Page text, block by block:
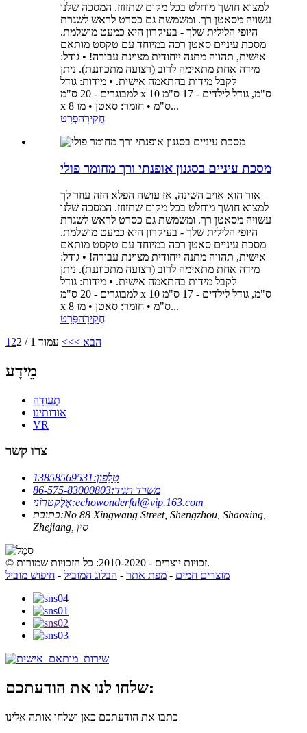
למצוא חושך מוחלט בכל מקום שתזזזז. המסכה שלנו
עשויה מסאטן רך. ומשמשת גם כסרט לראש לשגרת
היופי הלילית שלך - בעיקרון היא כמעט מושלמת.
מסכת עיניים סאטן רכה במיוחד עם טקסט מותאם
אישית, תהווה מתנה ייחודית מצוינת עבורה! • גודל:
מידה אחת מתאימה לרוב (רצועה מתכווננת). ניתן
לקבל מידות בהתאמה אישית. • מידות: גודל
למבוגרים - 20 ס"מ x 10 ס"מ, גודל לילדים - 17 ס"מ
x 8 ס"מ • חומר: סאטן • מו...
חֲקִירָהפְּרָט
מסכת עיניים בסגנון אופנתי ורך מחומר פולי
אור הוא אויב השינה, אז עושה הפלא הזה עוזר לך
למצוא חושך מוחלט בכל מקום שתזזזז. המסכה שלנו
עשויה מסאטן רך. ומשמשת גם כסרט לראש לשגרת
היופי הלילית שלך - בעיקרון היא כמעט מושלמת.
מסכת עיניים סאטן רכה במיוחד עם טקסט מותאם
אישית, תהווה מתנה ייחודית מצוינת עבורה! • גודל:
מידה אחת מתאימה לרוב (רצועה מתכווננת). ניתן
לקבל מידות בהתאמה אישית. • מידות: גודל
למבוגרים - 20 ס"מ x 10 ס"מ, גודל לילדים - 17 ס"מ
x 8 ס"מ • חומר: סאטן • מו...
חֲקִירָהפְּרָט
1 2 הבא >>> עמוד 1 / 2
מֵידָע
תְעוּדָה
אודותינו
VR
צרו קשר
טֵלֵפוֹן:13858569531
משרד תגיד:86-575-83000803
אֶלֶקטרוֹנִי:echowonderful@vip.163.com
כתובת:No 88 Xingwang Street, Shengzhou, Shaoxing,
Zhejiang, סין
© זכויות יוצרים - 2010-2020: כל הזכויות שמורות.
מוצרים חמים - מפת אתר - הבלוג המוביל - חיפוש מוביל
שלחו לנו את הודעתכם:
כתבו את הודעתכם כאן ושלחו אותה אלינו